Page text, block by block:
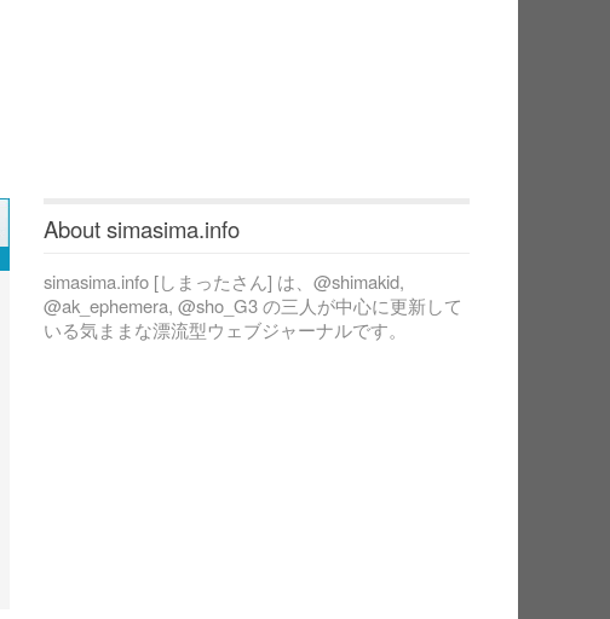
About simasima.info
simasima.info [しまったさん] は、@shimakid,
@ak_ephemera, @sho_G3 の三人が中心に更新して
いる気ままな漂流型ウェブジャーナルです。